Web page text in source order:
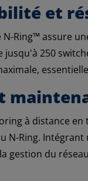
et
Ring™ assure
250
à distance
N-Ring.
gestion du